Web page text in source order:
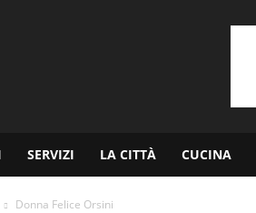
SERVIZI LA CITTÀ CUCINA
Donna Felice Orsini